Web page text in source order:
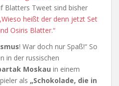
Blatters Tweet sind bisher
heißt der denn jetzt Set
Osiris Blatter.“
! War doch nur Spaß!“ So
in der russischen
Moskau in einem
als „Schokolade, die in